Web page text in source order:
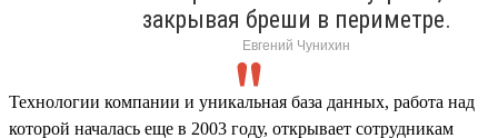
закрывая бреши в периметре.
Евгений Чунихин
Технологии компании и уникальная база данных, работа над
которой началась еще в 2003 году, открывает сотрудникам